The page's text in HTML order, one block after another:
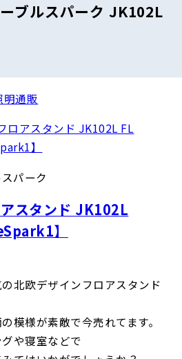
ブルスパーク JK102L
明通販
パーク
スタンド JK102L
】
北欧デザインフロアスタンド
模様が素敵で今売れてます。
や寝室などで